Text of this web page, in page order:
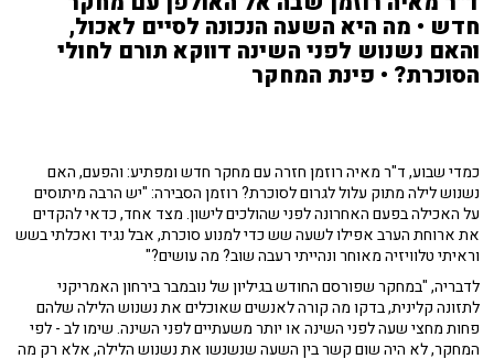
חדש • מה היא השעה הנכונה לסיים לאכול,
והאם נשנוש לפני השינה דווקא תורם לחולי
הסוכרת? • פינת המחקר
כמדי שבוע, ד"ר מאיה רוזמן חזרה עם מחקר חדש ומפתיע: והפעם, האם
נשנוש לילה מתוק עלול לגרום לסוכרת? רוזמן הסבירה: "יש הרבה מיתוסים
על האכילה בפעם האחרונה לפני שהולכים לישון. מצד אחד, כדאי להקדים
את ארוחת הערב אפילו לשעה שש כדי למנוע סוכרת, אבל נגיד ואכלתי בשש
וראיתי טלוויזיה מאוחר ונהייתי רעבה שוב? מה עושים?"
לדבריה, "במחקר שפורסם החודש בגיליון של נובמבר בירחון האמריקני
לתזונה קלינית, בדקו מה קורה לאנשים שאוכלים את נשנוש הלילה שלהם
פחות מחצי שעה לפני השינה או יותר משעתיים לפני השינה. שימו לב - לפי
המחקר, לא היה שום קשר בין השעה שנשנשו את נשנוש הלילה, אלא רק מה